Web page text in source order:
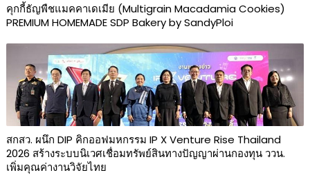
คุกกี้ธัญพืชแมคคาเดเมีย (Multigrain Macadamia Cookies)
PREMIUM HOMEMADE SDP Bakery by SandyPloi
สกสว. ผนึก DIP คิกออฟมหกรรม IP X Venture Rise Thailand
2026 สร้างระบบนิเวศเชื่อมทรัพย์สินทางปัญญาผ่านกองทุน ววน.
เพิ่มคุณค่างานวิจัยไทย